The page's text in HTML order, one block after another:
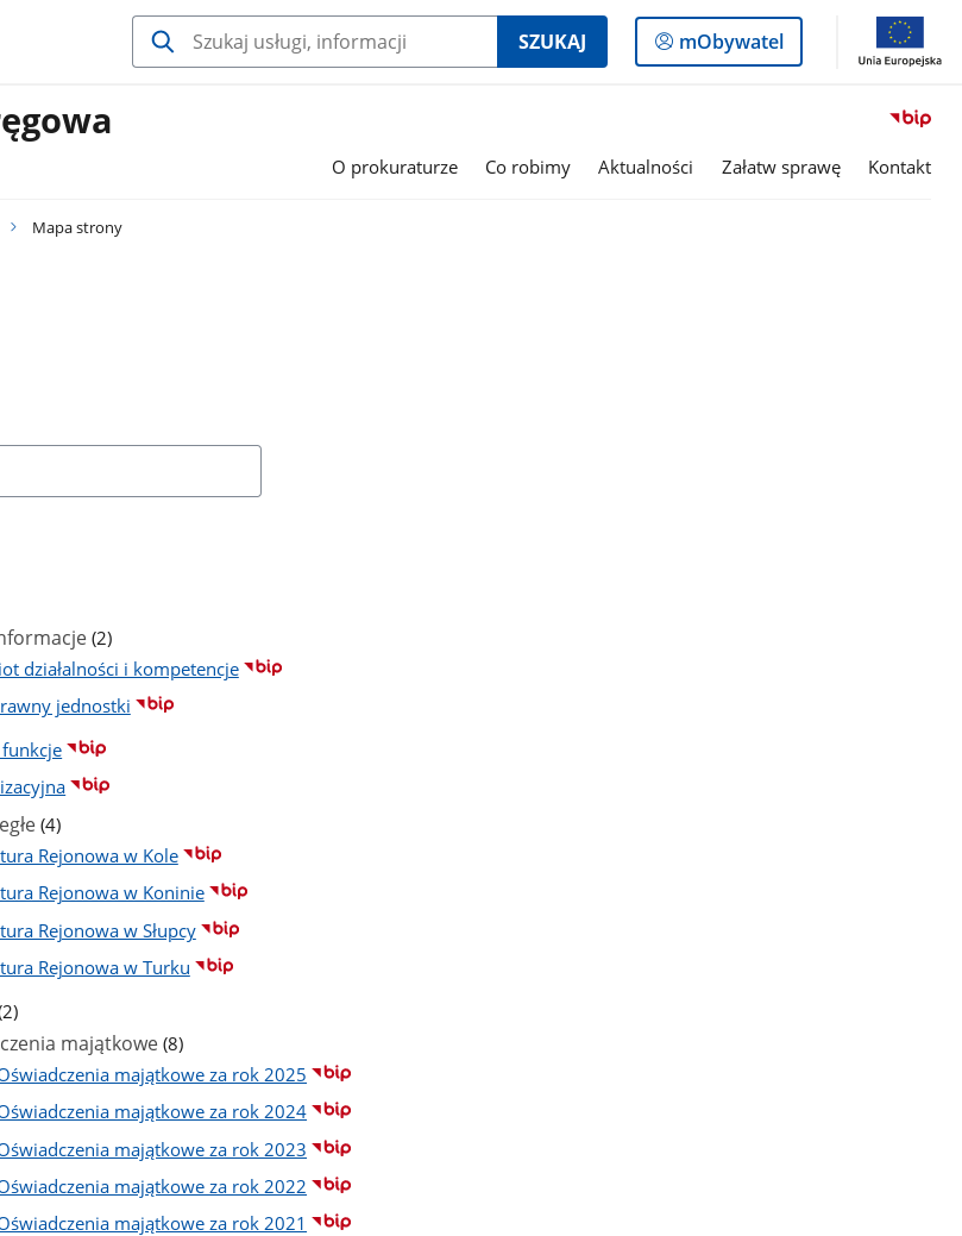
SZUKAJ
Logowanie
do
mObywatel
O prokuraturze Co robimy Aktualności Załatw sprawę Kontakt
Mapa strony
liczba
podstron
(2)
działalności i kompetencje
jednostki
funkcje
liczba
podstron
(4)
Rejonowa w Kole
Rejonowa w Koninie
Rejonowa w Słupcy
Rejonowa w Turku
majątkowe liczba
podstron
(8)
majątkowe za rok 2025
majątkowe za rok 2024
majątkowe za rok 2023
majątkowe za rok 2022
majątkowe za rok 2021